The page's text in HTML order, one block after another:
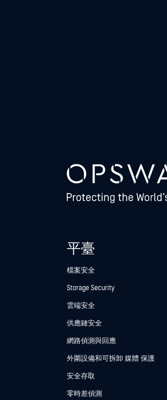
平臺
檔案安全
Storage Security
雲端安全
供應鏈安全
網路偵測與回應
外圍設備和可拆卸 媒體 保護
安全存取
零時差偵測